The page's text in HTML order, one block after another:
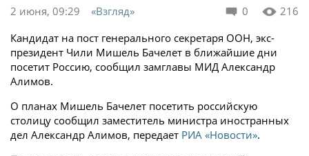
0 216
2 июня, 09:29
«Взгляд»
Кандидат на пост генерального секретаря ООН, экс-
президент Чили Мишель Бачелет в ближайшие дни
посетит Россию, сообщил замглавы МИД Александр
Алимов.
О планах Мишель Бачелет посетить российскую
столицу сообщил заместитель министра иностранных
дел Александр Алимов, передает РИА «Новости».